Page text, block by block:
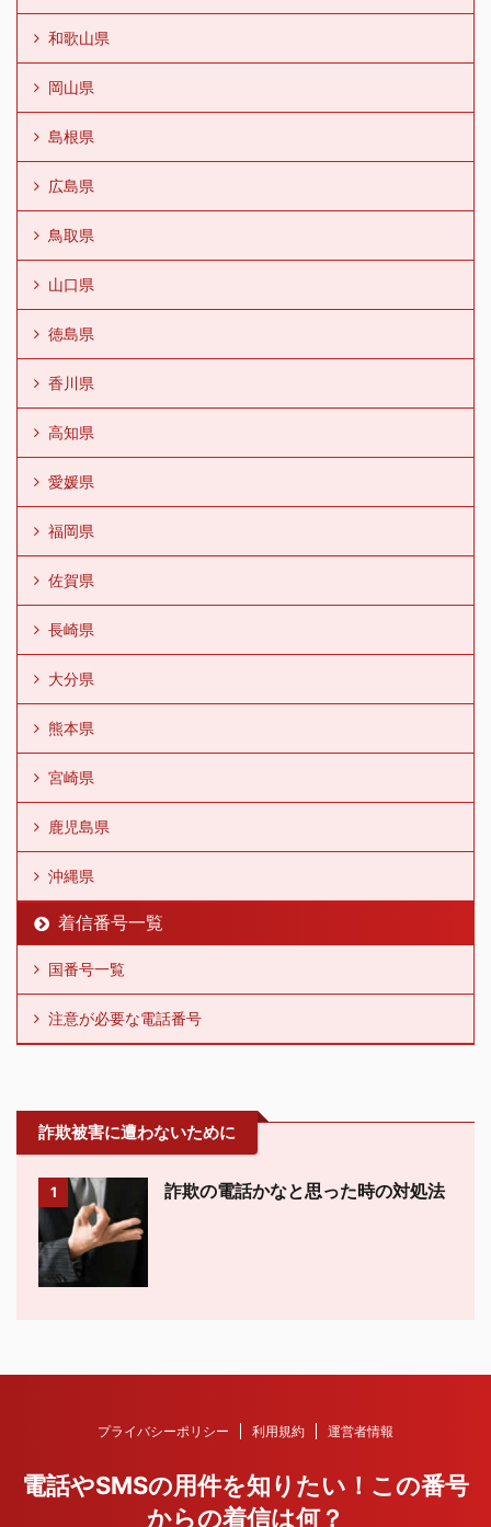
和歌山県
岡山県
島根県
広島県
鳥取県
山口県
徳島県
香川県
高知県
愛媛県
福岡県
佐賀県
長崎県
大分県
熊本県
宮崎県
鹿児島県
沖縄県
着信番号一覧
国番号一覧
注意が必要な電話番号
詐欺被害に遭わないために
1 詐欺の電話かなと思った時の対処法
プライバシーポリシー 利用規約 運営者情報
電話やSMSの用件を知りたい！この番号
からの着信は何？